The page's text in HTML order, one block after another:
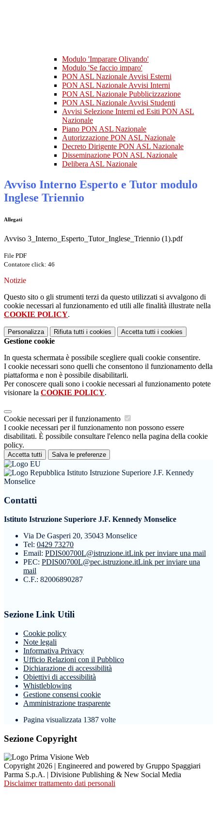
Modulo 'Imparare Olivando'
Modulo 'Se faccio imparo'
PON ASL Nazionale Avvisi Esterni
PON ASL Nazionale Avvisi Interni
PON ASL Nazionale Pubblicizzazione
PON ASL Nazionale Avvisi Studenti
Avvisi Selezione Interni ed Esiti PON ASL
Nazionale
Piano PON ASL Nazionale
Autorizzazione PON ASL Nazionale
Decreto Dirigente PON ASL Nazionale
Disseminazione PON ASL Nazionale
Delibera ASL Nazionale
Avviso Interno Esperto e Tutor modulo
Inglese Triennio
Allegati
Avviso 3_Interno_Esperto_Tutor_Inglese_Triennio (1).pdf
File PDF
Contatore click: 46
Notizie
Questo sito o gli strumenti terzi da questo utilizzati si avvalgono di
cookie necessari al funzionamento ed utili alle finalità illustrate nella
COOKIE POLICY.
Personalizza Rifiuta tutti i cookies Accetta tutti i cookies
Gestione cookie
In questa schermata è possibile scegliere quali cookie consentire.
I cookie necessari sono quelli che consentono il funzionamento della
piattaforma e non è possibile disabilitarli.
Per conoscere quali sono i cookie necessari al funzionamento potete
visionare la COOKIE POLICY.
Cookie necessari per il funzionamento
I cookie necessari per il funzionamento non possono essere
disabilitati. È possibile consultare l'elenco nella pagina della cookie
policy.
Accetta tutti Salva le preferenze
Istituto Istruzione Superiore J.F. Kennedy
Monselice
Contatti
Istituto Istruzione Superiore J.F. Kennedy Monselice
Via De Gasperi 20, 35043 Monselice
Tel: 0429 73270
Email: PDIS00700L@istruzione.itLink per inviare una mail
PEC: PDIS00700L@pec.istruzione.itLink per inviare una
mail
C.F.: 82006890287
Sezione Link Utili
Cookie policy
Note legali
Informativa Privacy
Ufficio Relazioni con il Pubblico
Dichiarazione di accessibilità
Obiettivi di accessibilità
Whistleblowing
Gestione consensi cookie
Amministrazione trasparente
Pagina visualizzata 1387 volte
Sezione Copyright
Copyright 2026 | Engineered and powered by Gruppo Spaggiari
Parma S.p.A. | Divisione Publishing & New Social Media
Disclaimer trattamento dati personali